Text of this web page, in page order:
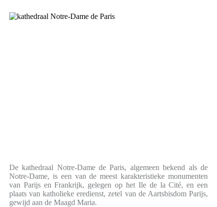
De kathedraal Notre-Dame de Paris, algemeen bekend als de
Notre-Dame, is een van de meest karakteristieke monumenten
van Parijs en Frankrijk, gelegen op het Ile de la Cité, en een
plaats van katholieke eredienst, zetel van de Aartsbisdom Parijs,
gewijd aan de Maagd Maria.